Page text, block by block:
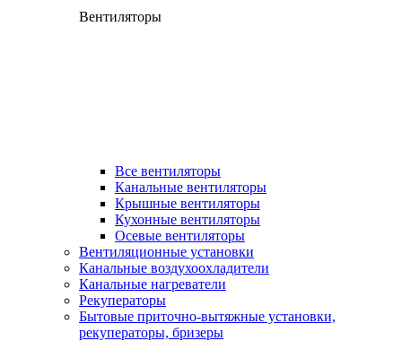
Вентиляторы
Все вентиляторы
Канальные вентиляторы
Крышные вентиляторы
Кухонные вентиляторы
Осевые вентиляторы
Вентиляционные установки
Канальные воздухоохладители
Канальные нагреватели
Рекуператоры
Бытовые приточно-вытяжные установки,
рекуператоры, бризеры